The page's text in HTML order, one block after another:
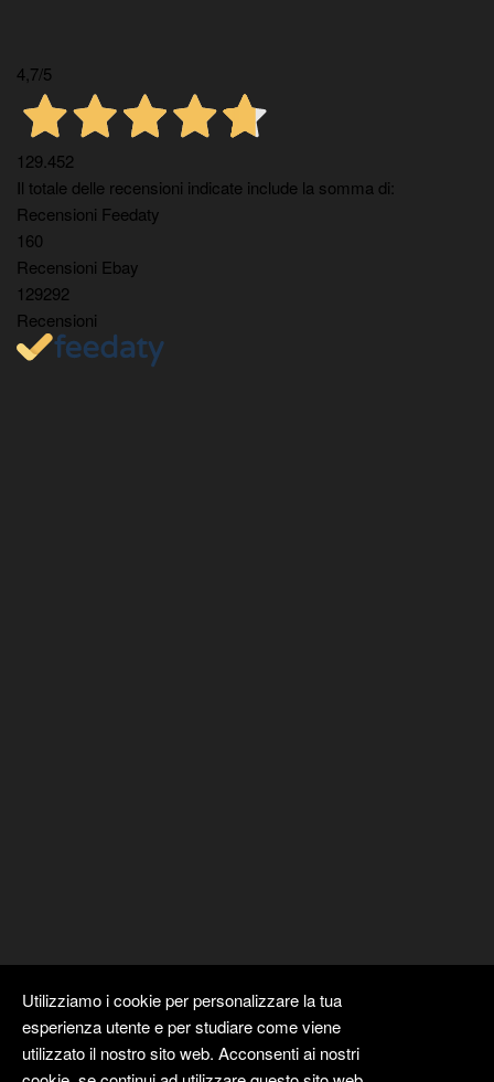
4,7/5
129.452
Il totale delle recensioni indicate include la somma di:
Recensioni Feedaty
160
Recensioni Ebay
129292
Recensioni
Utilizziamo i cookie per personalizzare la tua
esperienza utente e per studiare come viene
utilizzato il nostro sito web. Acconsenti ai nostri